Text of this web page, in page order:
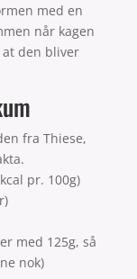
med en
når kagen
at den bliver
fra Thiese,
pr. 100g)
med 125g, så
nok)